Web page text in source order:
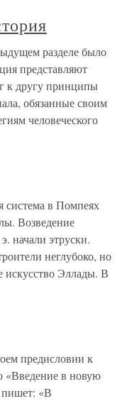
разделе было
представляют
к другу принципы
обязанные своим
человеческого
система в Помпеях
Возведение
начали этруски.
неглубоко, но
искусство Эллады. В
предисловии к
«Введение в новую
пишет: «В